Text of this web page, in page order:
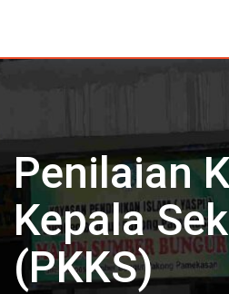
content
Penilaian
Kepala
(PKKS)